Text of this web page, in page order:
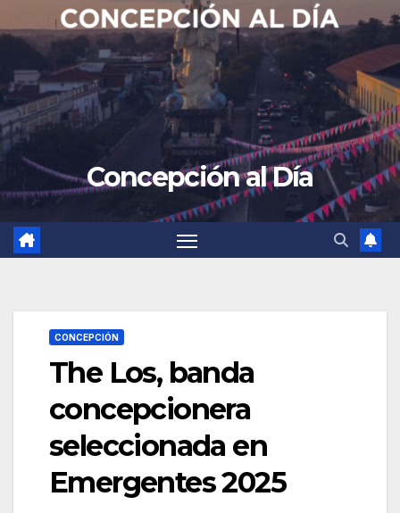
Concepción al Día
CONCEPCIÓN
The Los, banda
concepcionera
seleccionada en
Emergentes 2025